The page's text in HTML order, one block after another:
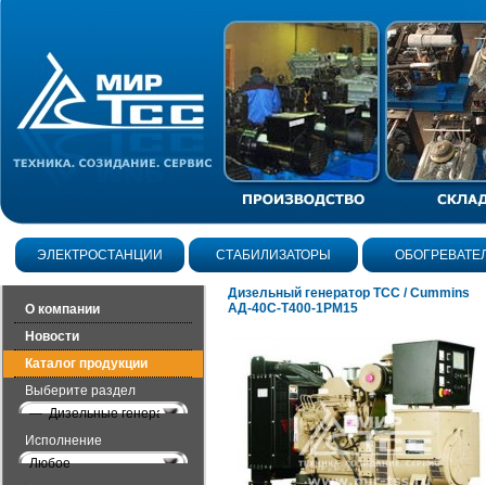
ЭЛЕКТРОСТАНЦИИ СТАБИЛИЗАТОРЫ
О компании
Новости
Каталог продукции
Выберите раздел
— Дизельные генераторы открытого исполнения
Исполнение
Любое
Дизельный генератор ТСС / Cummins
АД-40С-Т400-1РМ15